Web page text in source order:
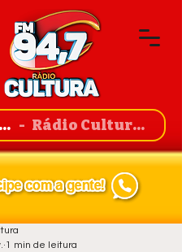
94,7 FM Rádio Cultura de Guanambi
1 min de leitura